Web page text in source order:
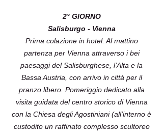
2° GIORNO
Salisburgo - Vienna
Prima colazione in hotel. Al mattino
partenza per Vienna attraverso i bei
paesaggi del Salisburghese, l’Alta e la
Bassa Austria, con arrivo in città per il
pranzo libero. Pomeriggio dedicato alla
visita guidata del centro storico di Vienna
con la Chiesa degli Agostiniani (all’interno è
custodito un raffinato complesso scultoreo